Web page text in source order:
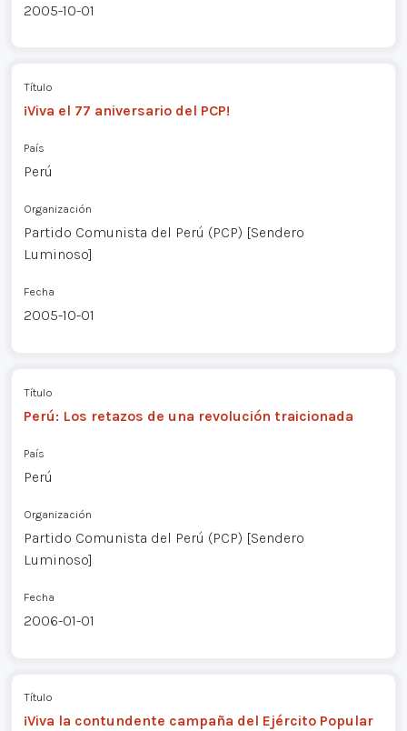
2005-10-01
Título
¡Viva el 77 aniversario del PCP!
País
Perú
Organización
Partido Comunista del Perú (PCP) [Sendero
Luminoso]
Fecha
2005-10-01
Título
Perú: Los retazos de una revolución traicionada
País
Perú
Organización
Partido Comunista del Perú (PCP) [Sendero
Luminoso]
Fecha
2006-01-01
Título
¡Viva la contundente campaña del Ejército Popular